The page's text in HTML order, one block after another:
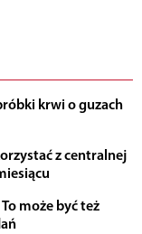
krwi o guzach
z centralnej
może być też